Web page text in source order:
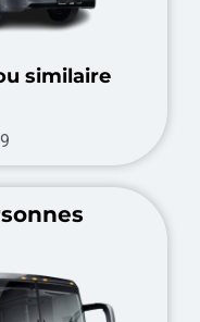
similaire